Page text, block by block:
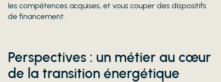
les compétences acquises, et vous couper des dispositifs
de financement.
Perspectives : un métier au cœur
de la transition énergétique